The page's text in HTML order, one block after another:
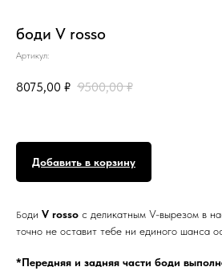
боди V rosso
Артикул:
8075,00 ₽ 9500,00 ₽
Добавить в корзину
Боди V rosso с деликатным V-вырезом в
точно не оставит тебе ни единого шанса
*Передняя и задняя части боди